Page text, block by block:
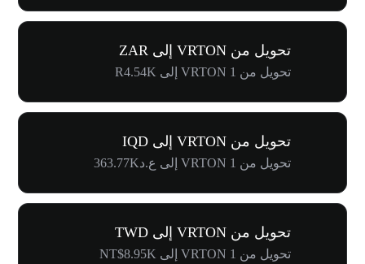
تحويل من VRTON إلى ZAR
تحويل من 1 VRTON إلى R4.54K
تحويل من VRTON إلى IQD
تحويل من 1 VRTON إلى ع.د363.77K
تحويل من VRTON إلى TWD
تحويل من 1 VRTON إلى NT$8.95K